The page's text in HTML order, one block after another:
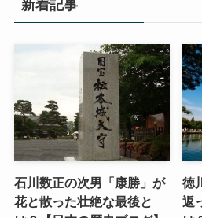
新着記事
石川数正の次男「康勝」が
花と散った壮絶な最後と
徳
返